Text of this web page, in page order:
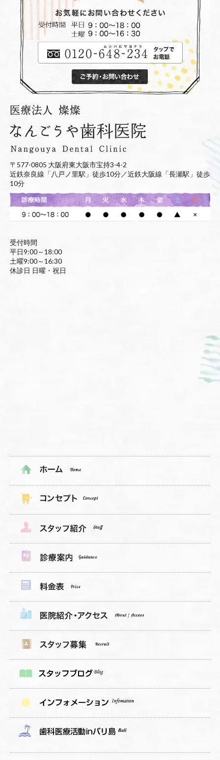
〒577-0805 大阪府東大阪市宝持3-4-2
近鉄奈良線「八戸ノ里駅」徒歩10分／近鉄大阪線「長瀬駅」徒歩
10分
受付時間
平日9:00～18:00
土曜9:00～16:30
休診日 日曜・祝日